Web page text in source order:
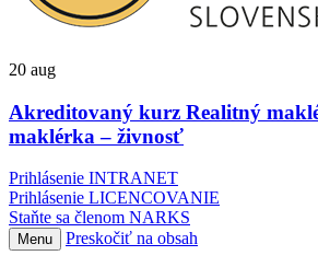
20 aug
Akreditovaný kurz Realitný
maklérka – živnosť
Prihlásenie INTRANET
Prihlásenie LICENCOVANIE
Staňte sa členom NARKS
Menu Preskočiť na obsah